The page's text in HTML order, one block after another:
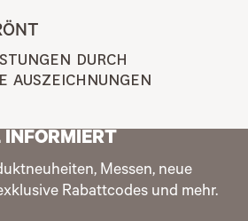
DURCH
AUSZEICHNUNGEN
Messen, neue
Rabattcodes und mehr.